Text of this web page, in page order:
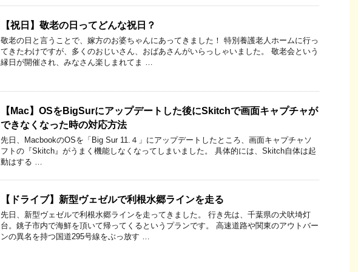
【祝日】敬老の日ってどんな祝日？
敬老の日と言うことで、嫁方のお婆ちゃんにあってきました！ 特別養護老人ホームに行っ
てきたわけですが、多くのおじいさん、おばあさんがいらっしゃいました。 敬老会という
縁日が開催され、みなさん楽しまれてま …
【Mac】OSをBigSurにアップデートした後にSkitchで画面キャプチャが
できなくなった時の対応方法
先日、MacbookのOSを「Big Sur 11.４」にアップデートしたところ、画面キャプチャソ
フトの『Skitch』がうまく機能しなくなってしまいました。 具体的には、Skitch自体は起
動はする …
【ドライブ】新型ヴェゼルで利根水郷ラインを走る
先日、新型ヴェゼルで利根水郷ラインを走ってきました。 行き先は、千葉県の犬吠埼灯
台。銚子市内で海鮮を頂いて帰ってくるというプランです。 高速道路や関東のアウトバー
ンの異名を持つ国道295号線をぶっ放す …